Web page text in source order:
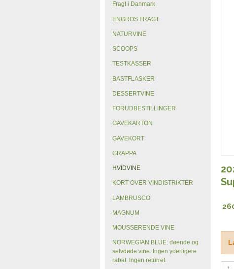
Fragt i Danmark
ENGROS FRAGT
NATURVINE
SCOOPS
TESTKASSER
BASTFLASKER
DESSERTVINE
FORUDBESTILLINGER
GAVEKARTON
GAVEKORT
GRAPPA
HVIDVINE
KORT OVER VINDISTRIKTER
LAMBRUSCO
MAGNUM
MOUSSERENDE VINE
NORWEGIAN BLUE: døende og
selvdøde vine. Ingen yderligere
rabat. Ingen returret.